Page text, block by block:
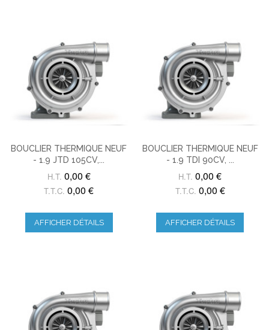
BOUCLIER THERMIQUE NEUF
- 1.9 JTD 105CV,...
H.T. 0,00 €
T.T.C. 0,00 €
AFFICHER DÉTAILS
BOUCLIER THERMIQUE NEUF
- 1.9 TDI 90CV, ...
H.T. 0,00 €
T.T.C. 0,00 €
AFFICHER DÉTAILS